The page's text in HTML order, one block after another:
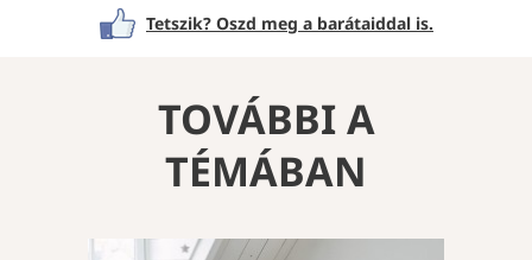
Tetszik? Oszd meg a barátaiddal is.
TOVÁBBI A
TÉMÁBAN